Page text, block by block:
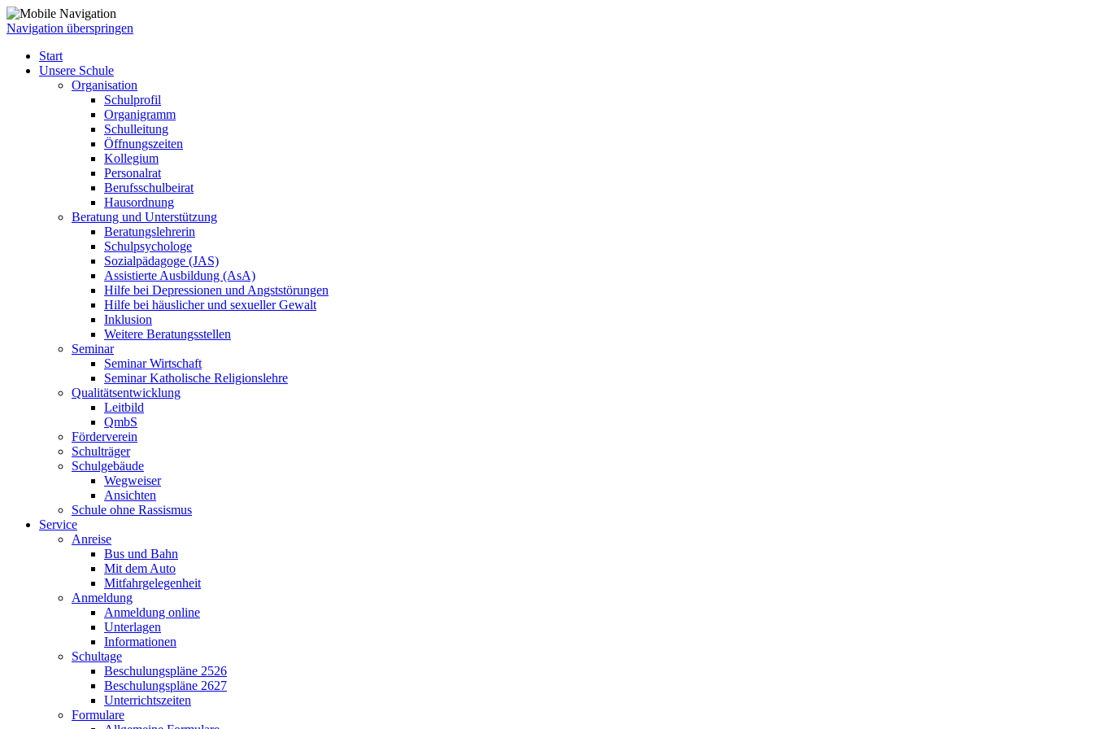
Navigation überspringen
Start
Unsere Schule
Organisation
Schulprofil
Organigramm
Schulleitung
Öffnungszeiten
Kollegium
Personalrat
Berufsschulbeirat
Hausordnung
Beratung und Unterstützung
Beratungslehrerin
Schulpsychologe
Sozialpädagoge (JAS)
Assistierte Ausbildung (AsA)
Hilfe bei Depressionen und Angststörungen
Hilfe bei häuslicher und sexueller Gewalt
Inklusion
Weitere Beratungsstellen
Seminar
Seminar Wirtschaft
Seminar Katholische Religionslehre
Qualitätsentwicklung
Leitbild
QmbS
Förderverein
Schulträger
Schulgebäude
Wegweiser
Ansichten
Schule ohne Rassismus
Service
Anreise
Bus und Bahn
Mit dem Auto
Mitfahrgelegenheit
Anmeldung
Anmeldung online
Unterlagen
Informationen
Schultage
Beschulungspläne 2526
Beschulungspläne 2627
Unterrichtszeiten
Formulare